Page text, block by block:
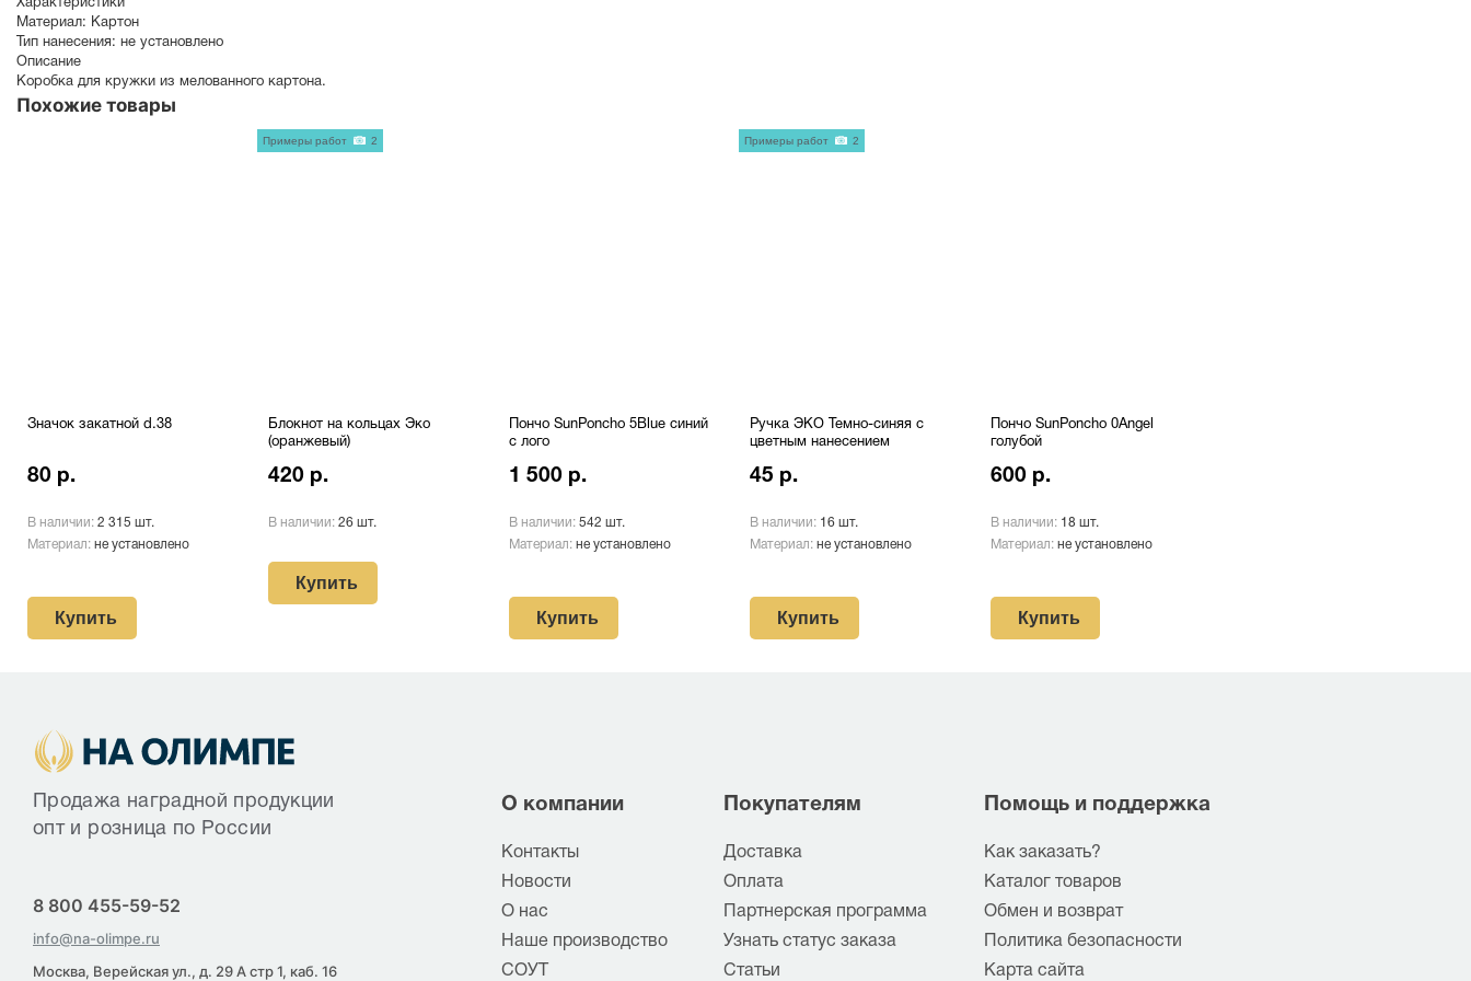
Характеристики
Материал: Картон
Тип нанесения: не установлено
Описание
Коробка для кружки из мелованного картона.
Похожие товары
Значок закатной d.38
80 р.
В наличии: 2 315 шт.
Материал: не установлено
Купить
Блокнот на кольцах Эко
(оранжевый)
420 р.
В наличии: 26 шт.
Купить
Примеры работ 2
Пончо SunPoncho 5Blue синий
с лого
1 500 р.
В наличии: 542 шт.
Материал: не установлено
Купить
Ручка ЭКО Темно-синяя с
цветным нанесением
45 р.
В наличии: 16 шт.
Материал: не установлено
Купить
Примеры работ 2
Пончо SunPoncho 0Angel
голубой
600 р.
В наличии: 18 шт.
Материал: не установлено
Купить
Продажа наградной продукции
опт и розница по России
8 800 455-59-52
info@na-olimpe.ru
Москва, Верейская ул., д. 29 А стр 1, каб. 16
О компании
Контакты
Новости
О нас
Наше производство
СОУТ
Покупателям
Доставка
Оплата
Партнерская программа
Узнать статус заказа
Статьи
Помощь и поддержка
Как заказать?
Каталог товаров
Обмен и возврат
Политика безопасности
Карта сайта